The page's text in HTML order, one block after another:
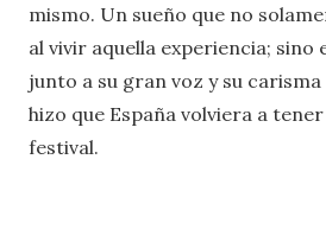
mismo. Un sueño que no
al vivir aquella experiencia; sino
junto a su gran voz y su
hizo que España volviera a
festival.